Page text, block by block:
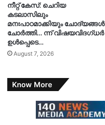
നീറ്റ് കേസ്: ചെറിയ
കടലാസിലും
മനഃപാഠമാക്കിയും ചോദ്യങ്ങൾ
ചോർത്തി… ന്ന് വിഷയവിദഗ്ധർ
ഉൾപ്പെടെ…
August 7, 2026
Know More